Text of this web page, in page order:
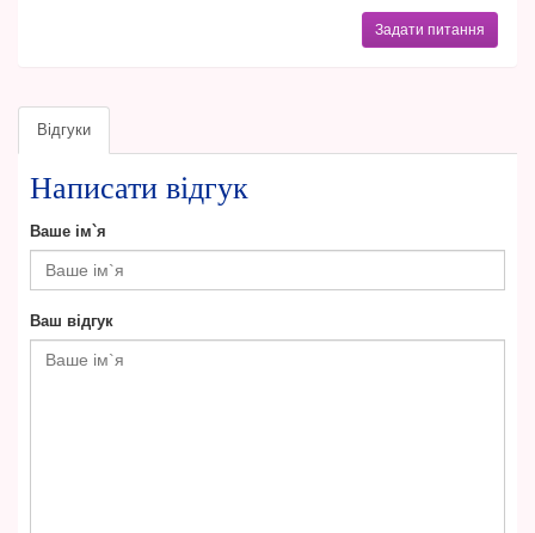
Задати питання
Відгуки
Написати відгук
Ваше ім`я
Ваш відгук